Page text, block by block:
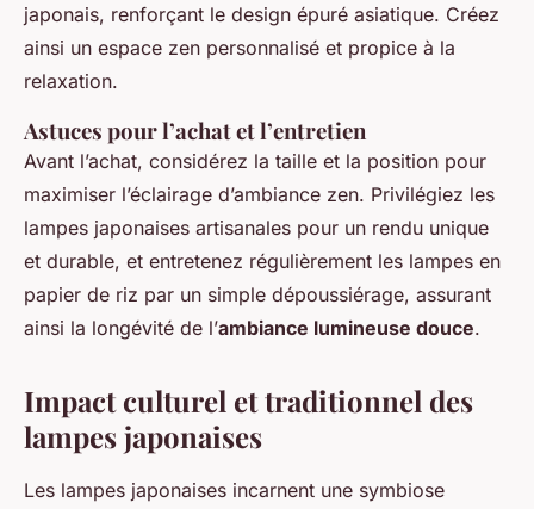
japonais, renforçant le design épuré asiatique. Créez
ainsi un espace zen personnalisé et propice à la
relaxation.
Astuces pour l’achat et l’entretien
Avant l’achat, considérez la taille et la position pour
maximiser l’éclairage d’ambiance zen. Privilégiez les
lampes japonaises artisanales pour un rendu unique
et durable, et entretenez régulièrement les lampes en
papier de riz par un simple dépoussiérage, assurant
ainsi la longévité de l’ambiance lumineuse douce.
Impact culturel et traditionnel des
lampes japonaises
Les lampes japonaises incarnent une symbiose